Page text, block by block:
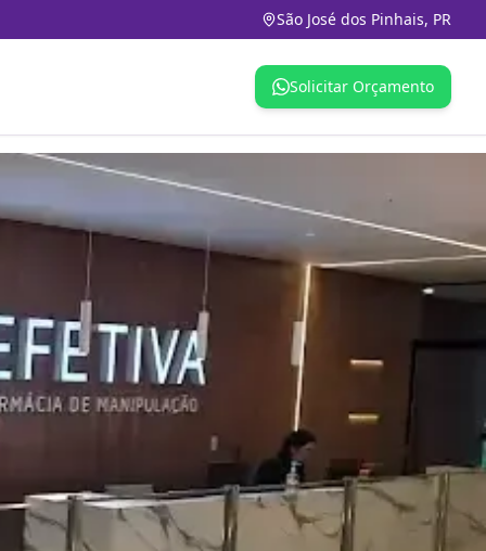
São José dos Pinhais, PR
Solicitar Orçamento